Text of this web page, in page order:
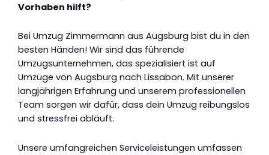
Vorhaben hilft?
Bei Umzug Zimmermann aus Augsburg bist du in den
besten Händen! Wir sind das führende
Umzugsunternehmen, das spezialisiert ist auf
Umzüge von Augsburg nach Lissabon. Mit unserer
langjährigen Erfahrung und unserem professionellen
Team sorgen wir dafür, dass dein Umzug reibungslos
und stressfrei abläuft.
Unsere umfangreichen Serviceleistungen umfassen